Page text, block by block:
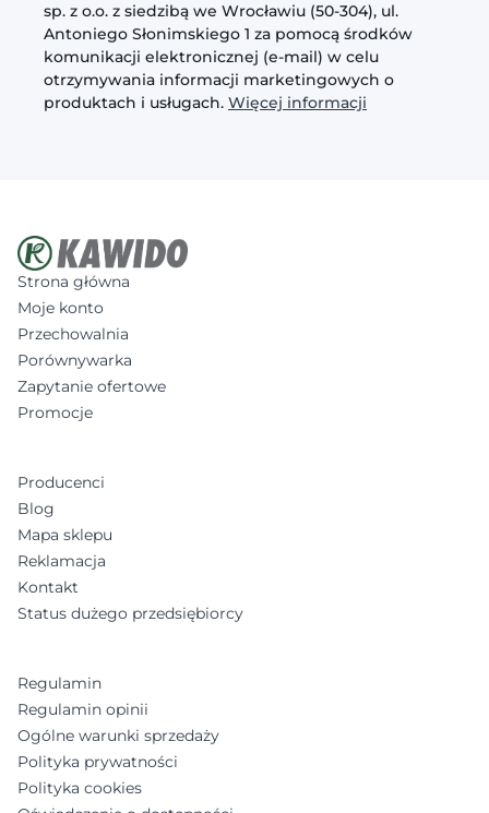
sp. z o.o. z siedzibą we Wrocławiu (50-304), ul.
Antoniego Słonimskiego 1 za pomocą środków
komunikacji elektronicznej (e-mail) w celu
otrzymywania informacji marketingowych o
produktach i usługach. Więcej informacji
Strona główna
Moje konto
Przechowalnia
Porównywarka
Zapytanie ofertowe
Promocje
Producenci
Blog
Mapa sklepu
Reklamacja
Kontakt
Status dużego przedsiębiorcy
Regulamin
Regulamin opinii
Ogólne warunki sprzedaży
Polityka prywatności
Polityka cookies